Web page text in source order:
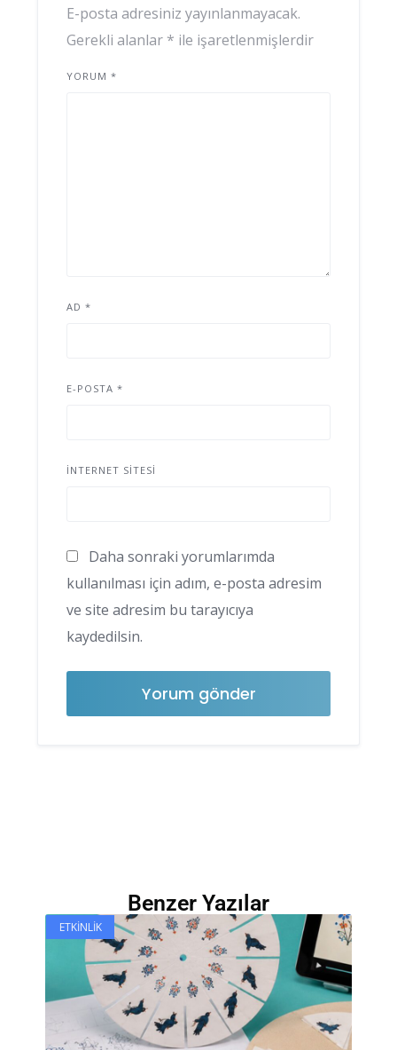
E-posta adresiniz yayınlanmayacak.
Gerekli alanlar * ile işaretlenmişlerdir
YORUM *
AD *
E-POSTA *
İNTERNET SITESI
Daha sonraki yorumlarımda
kullanılması için adım, e-posta adresim
ve site adresim bu tarayıcıya
kaydedilsin.
Benzer Yazılar
ETKINLIK